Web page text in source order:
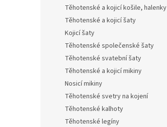
Těhotenské a kojicí košile, halenky
Těhotenské a kojicí šaty
Kojicí šaty
Těhotenské společenské šaty
Těhotenské svatební šaty
Těhotenské a kojicí mikiny
Nosicí mikiny
Těhotenské svetry na kojení
Těhotenské kalhoty
Těhotenské legíny